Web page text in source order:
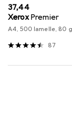
EUR
37,44
Xerox Premier
A4, 500 lamelle, 80
87